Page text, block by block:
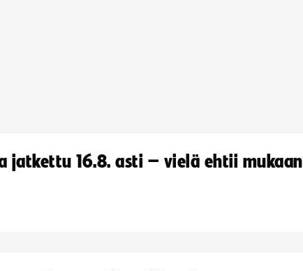
jatkettu 16.8. asti – vielä ehtii mukaan